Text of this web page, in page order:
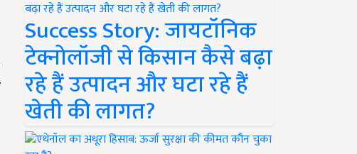
Success Story: जायटॉनिक
टेक्नोलॉजी से किसान कैसे बढ़ा
रहे हैं उत्पादन और घटा रहे हैं
खेती की लागत?